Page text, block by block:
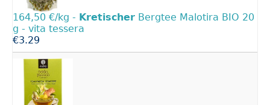
164,50 €/kg - Kretischer Bergtee Malotira BIO 20
g - vita tessera
€3.29